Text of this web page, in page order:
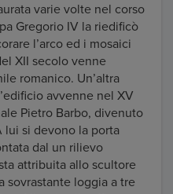
varie volte nel corso
Gregorio IV la riedificò
l’arco ed i mosaici
XII secolo venne
romanico. Un’altra
avvenne nel XV
Pietro Barbo, divenuto
lui si devono la porta
dal un rilievo
attribuita allo scultore
sovrastante loggia a tre